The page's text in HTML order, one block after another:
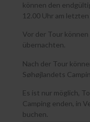
können den
12.00 Uhr am
Vor der Tour
übernachten.
Nach der Tour
Søhøjlandets
Es ist nur möglich,
Camping enden, in
buchen.